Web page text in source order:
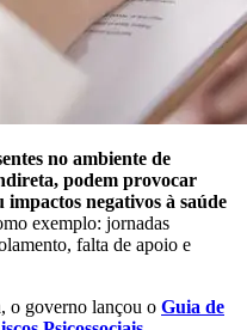
no ambiente de
podem provocar
impactos negativos à saúde
exemplo: jornadas
falta de apoio e
o governo lançou o Guia de